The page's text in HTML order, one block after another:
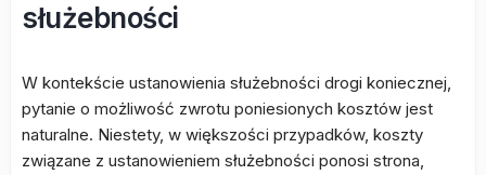
służebności
W kontekście ustanowienia służebności drogi koniecznej,
pytanie o możliwość zwrotu poniesionych kosztów jest
naturalne. Niestety, w większości przypadków, koszty
związane z ustanowieniem służebności ponosi strona,